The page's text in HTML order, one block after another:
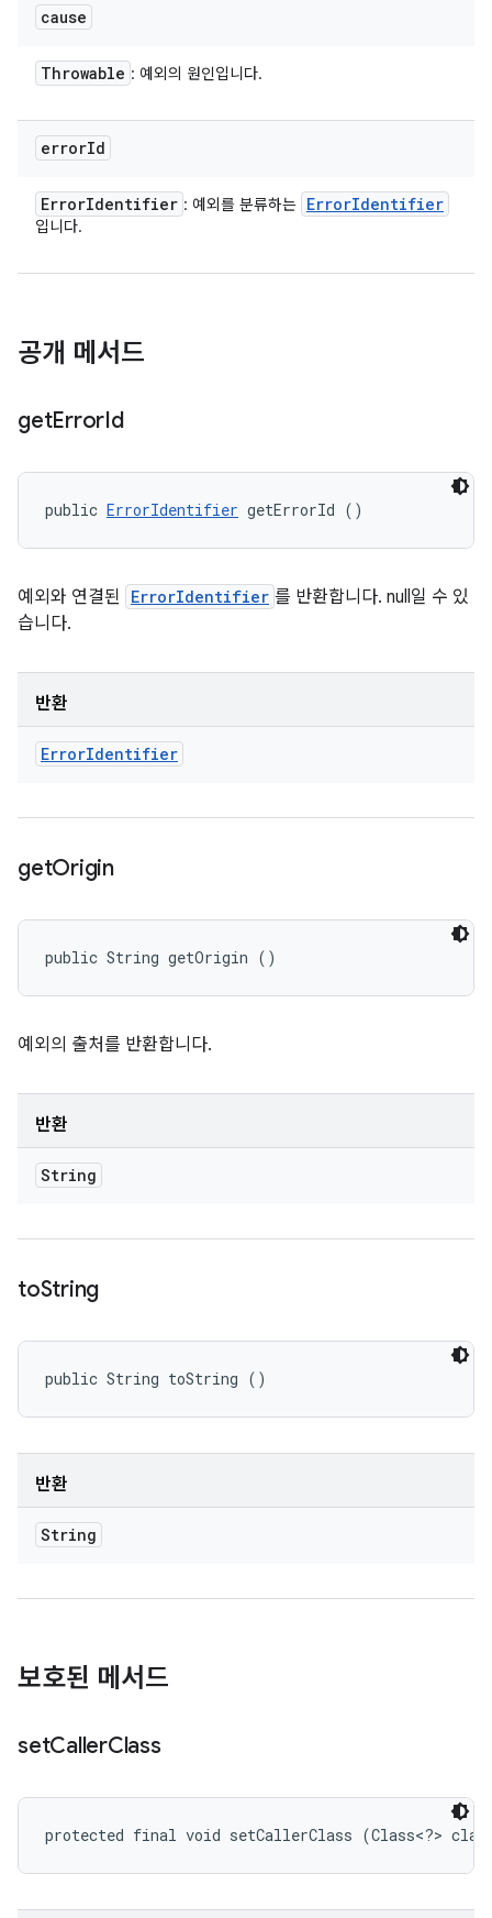
cause
Throwable : 예외의 원인입니다.
errorId
ErrorIdentifier : 예외를 분류하는 ErrorIdentifier
입니다.
공개 메서드
getErrorId
public ErrorIdentifier getErrorId ()
예외와 연결된 ErrorIdentifier 를 반환합니다. null일 수 있
습니다.
반환
ErrorIdentifier
getOrigin
public String getOrigin ()
예외의 출처를 반환합니다.
반환
String
toString
public String toString ()
반환
String
보호된 메서드
setCallerClass
protected final void setCallerClass (Class<?>